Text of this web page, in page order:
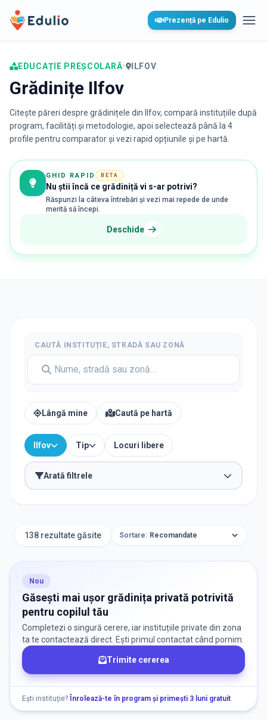
Edulio Prezență pe Edulio
EDUCAȚIE PREȘCOLARĂ• ILFOV
Grădinițe Ilfov
Citește păreri despre grădinițele din Ilfov, compară instituțiile după
program, facilități și metodologie, apoi selectează până la 4
profile pentru comparator și vezi rapid opțiunile și pe hartă.
GHID RAPID BETA
Nu știi încă ce grădiniță vi s-ar potrivi?
Răspunzi la câteva întrebări și vezi mai repede de unde
merită să începi.
Deschide
CAUTĂ INSTITUȚIE, STRADĂ SAU ZONĂ
Lângă mine Caută pe hartă
Ilfov Tip Locuri libere
Arată filtrele
Nu există informații despre locuri libere
138 rezultate găsite Sortare:
Nou
Găsești mai ușor grădinița privată potrivită
pentru copilul tău
Completezi o singură cerere, iar instituțiile private din zona
ta te contactează direct. Ești primul contactat când pornim.
Trimite cererea
Ești instituție? Înrolează-te în program și primești 3 luni gratuit.